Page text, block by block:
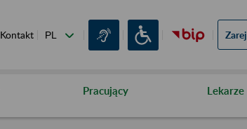
Kontakt
Pracujący Lekarze